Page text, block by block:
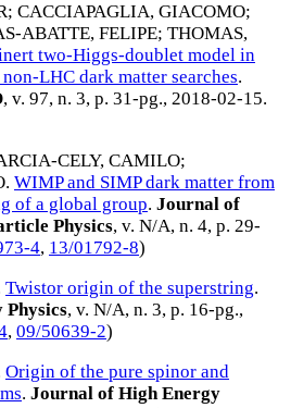
; CACCIAPAGLIA, GIACOMO;
ABATTE, FELIPE; THOMAS,
two-Higgs-doublet model in
LHC dark matter searches.
, v. 97, n. 3, p. 31-pg., 2018-02-15.
CELY, CAMILO;
. WIMP and SIMP dark matter from
of a global group. Journal of
Physics, v. N/A, n. 4, p. 29-
4, 13/01792-8)
Twistor origin of the superstring.
, v. N/A, n. 3, p. 16-pg.,
, 09/50639-2)
Origin of the pure spinor and
. Journal of High Energy